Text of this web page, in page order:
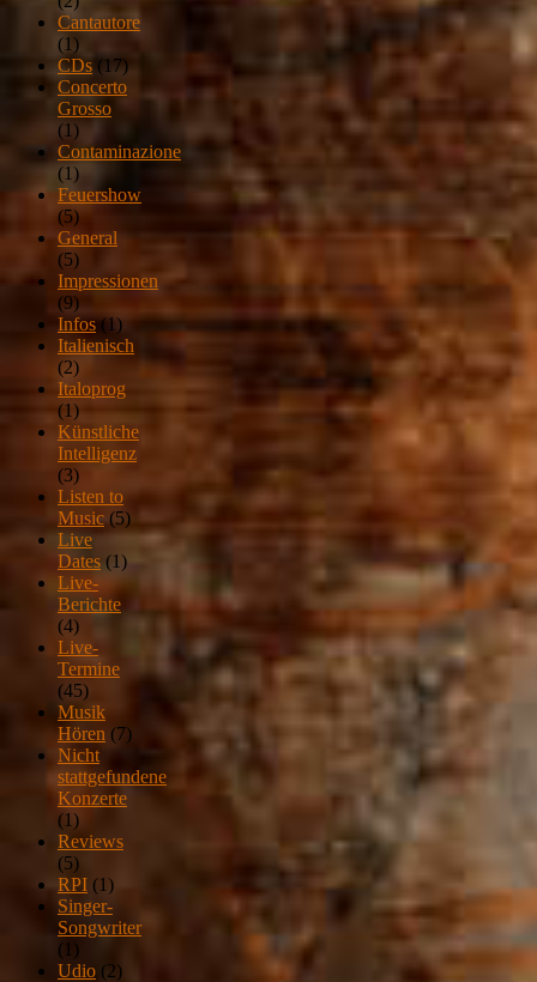
Cantautore
(1)
CDs (17)
Concerto
Grosso
(1)
Contaminazione
(1)
Feuershow
(5)
General
(5)
Impressionen
(9)
Infos(1)
Italienisch
(2)
Italoprog
(1)
Künstliche
Intelligenz
(3)
Listen to
Music (5)
Live
Dates (1)
Live-
Berichte
(4)
Live-
Termine
(45)
Musik
Hören (7)
Nicht
stattgefundene
Konzerte
(1)
Reviews
(5)
RPI (1)
Singer-
Songwriter
(1)
Udio (2)